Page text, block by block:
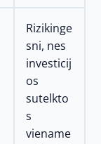
Rizikinge
sni, nes
investicij
os
sutelkto
s
viename